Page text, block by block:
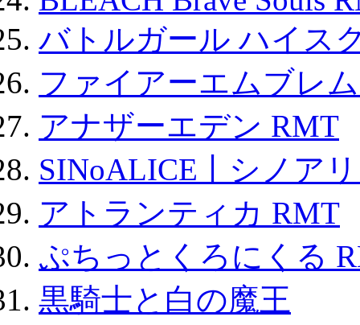
バトルガール ハイス
ファイアーエムブレ
アナザーエデン RMT
SINoALICE丨シノア
アトランティカ RMT
ぷちっとくろにくる
黒騎士と白の魔王